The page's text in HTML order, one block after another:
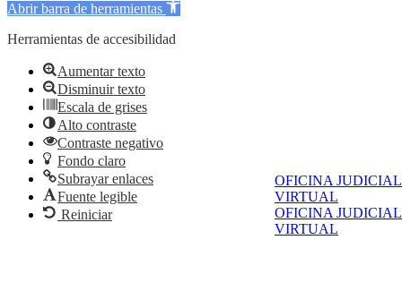
OFICINA JUDICIAL
VIRTUAL
OFICINA JUDICIAL
VIRTUAL
Abrir barra de herramientas
Herramientas de accesibilidad
Aumentar texto
Disminuir texto
Escala de grises
Alto contraste
Contraste negativo
Fondo claro
Subrayar enlaces
Fuente legible
Reiniciar